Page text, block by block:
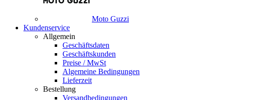
Moto Guzzi
Kundenservice
Allgemein
Geschäftsdaten
Geschäftskunden
Preise / MwSt
Algemeine Bedingungen
Lieferzeit
Bestellung
Versandbedingungen